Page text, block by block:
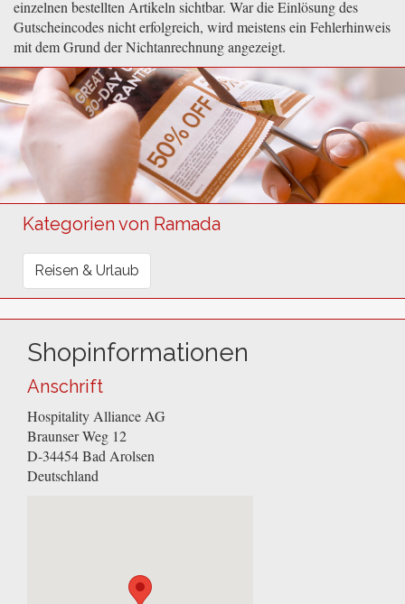
einzelnen bestellten Artikeln sichtbar. War die Einlösung des
Gutscheincodes nicht erfolgreich, wird meistens ein Fehlerhinweis
mit dem Grund der Nichtanrechnung angezeigt.
Kategorien von Ramada
Reisen & Urlaub
Shopinformationen
Anschrift
Hospitality Alliance AG
Braunser Weg 12
D-34454Bad Arolsen
Deutschland